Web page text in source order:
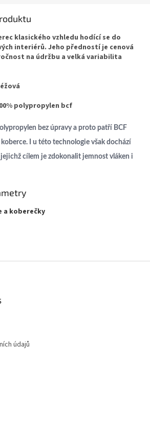
klasického vzhledu hodící se do
interiérů. Jeho předností je cenová
na údržbu a velká variabilita
polypropylen bcf
bez úpravy a proto patří BCF
I u této technologie však dochází
cílem je zdokonalit jemnost vláken i
a koberečky
údajů